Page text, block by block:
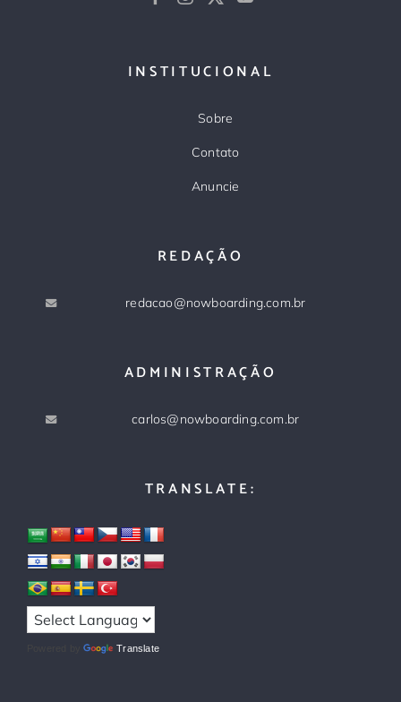
INSTITUCIONAL
Sobre
Contato
Anuncie
REDAÇÃO
redacao@nowboarding.com.br
ADMINISTRAÇÃO
carlos@nowboarding.com.br
TRANSLATE:
Powered by Translate